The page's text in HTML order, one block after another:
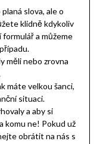
slova, ale o
klidně kdykoliv
a můžeme
měli nebo zrovna
máte velkou šanci,
situaci.
a aby si
komu ne! Pokud už
obrátit na nás s